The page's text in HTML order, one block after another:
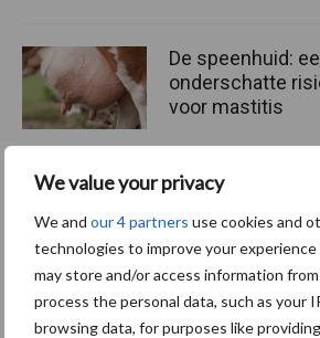
We value your privacy
We and our 4 partners use cookies and
technologies to improve your
may store and/or access information
process the personal data, such as your
browsing data, for purposes like
De speenhuid:
onderschatte
voor mastitis
marktaandeel
krimpende
markt